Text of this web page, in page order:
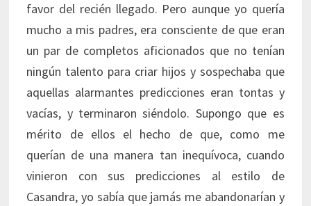
favor del recién llegado. Pero aunque yo quería
mucho a mis padres, era consciente de que eran
un par de completos aficionados que no tenían
ningún talento para criar hijos y sospechaba que
aquellas alarmantes predicciones eran tontas y
vacías, y terminaron siéndolo. Supongo que es
mérito de ellos el hecho de que, como me
querían de una manera tan inequívoca, cuando
vinieron con sus predicciones al estilo de
Casandra, yo sabía que jamás me abandonarían y